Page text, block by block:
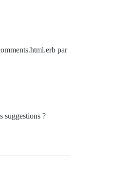
par
suggestions ?